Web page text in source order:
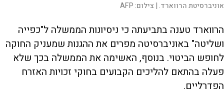
אוניברסיטת הרווארד. | צילום:AFP
הרווארד טענה בתביעתה כי ניסיונות הממשלה ל"כפייה
ושליטה" באוניברסיטה מפרים את ההגנות שמעניק החוקה
לחופש הביטוי. בנוסף, האשימה את הממשלה בכך שלא
פעלה בהתאם להליכים הקבועים בחוקי זכויות האזרח
הפדרליים.